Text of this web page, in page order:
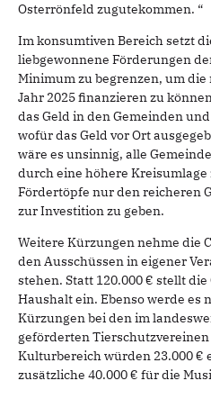
Osterrönfeld zugutekommen. “
Im konsumtiven Bereich setzt
liebgewonnene Förderungen
Minimum zu begrenzen, um
Jahr 2025 finanzieren zu
das Geld in den Gemeinden
wofür das Geld vor Ort
wäre es unsinnig, alle
durch eine höhere
Fördertöpfe nur den reicheren
zur Investition zu geben.
Weitere Kürzungen nehme die
den Ausschüssen in eigener
stehen. Statt 120.000 € stellt
Haushalt ein. Ebenso werde es
Kürzungen bei den im
geförderten Tierschutzvereinen
Kulturbereich würden 23.000 €
zusätzliche 40.000 € für die